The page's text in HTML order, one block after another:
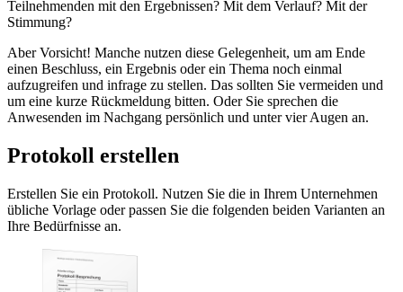
Teilnehmenden mit den Ergebnissen? Mit dem Verlauf? Mit der
Stimmung?
Aber Vorsicht! Manche nutzen diese Gelegenheit, um am Ende
einen Beschluss, ein Ergebnis oder ein Thema noch einmal
aufzugreifen und infrage zu stellen. Das sollten Sie vermeiden und
um eine kurze Rückmeldung bitten. Oder Sie sprechen die
Anwesenden im Nachgang persönlich und unter vier Augen an.
Protokoll erstellen
Erstellen Sie ein Protokoll. Nutzen Sie die in Ihrem Unternehmen
übliche Vorlage oder passen Sie die folgenden beiden Varianten an
Ihre Bedürfnisse an.